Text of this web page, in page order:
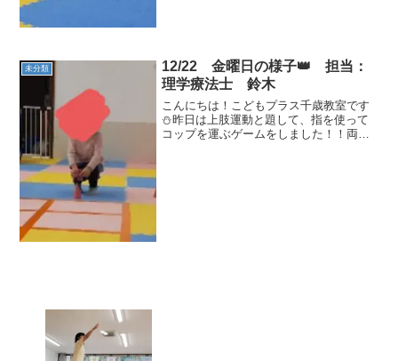
未分類
12/22 金曜日の様子👑 担当：
理学療法士 鈴木
こんにちは！こどもプラス千歳教室です
⛄昨日は上肢運動と題して、指を使って
コップを運ぶゲームをしました！！両方